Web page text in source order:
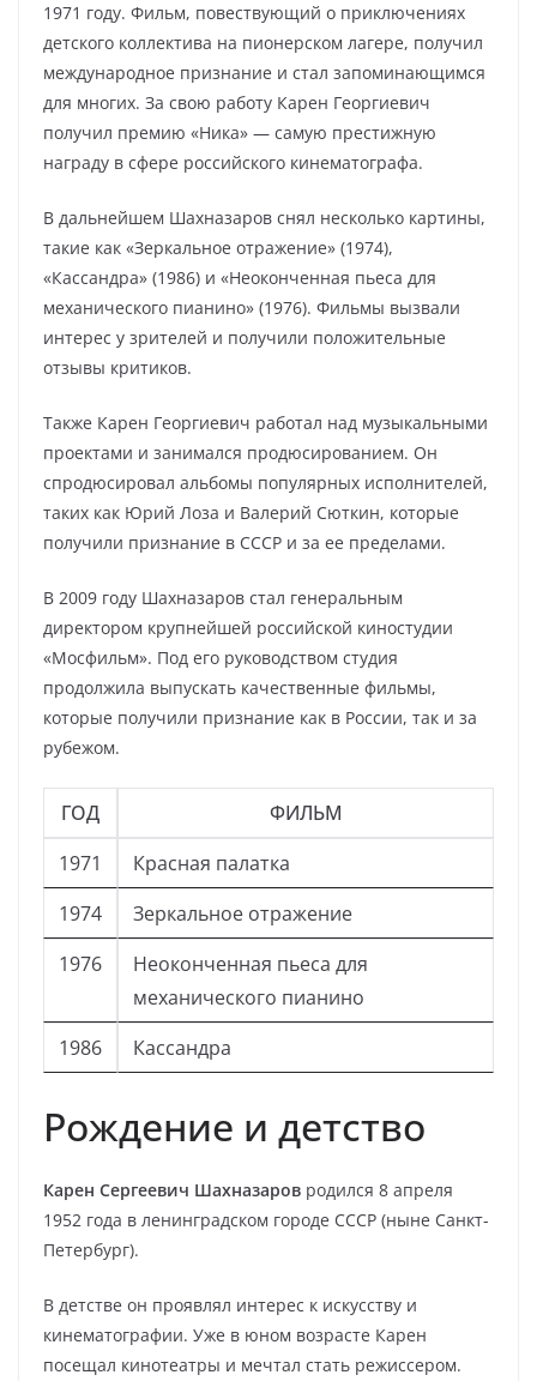
1971 году. Фильм, повествующий о приключениях
детского коллектива на пионерском лагере, получил
международное признание и стал запоминающимся
для многих. За свою работу Карен Георгиевич
получил премию «Ника» — самую престижную
награду в сфере российского кинематографа.
В дальнейшем Шахназаров снял несколько картины,
такие как «Зеркальное отражение» (1974),
«Кассандра» (1986) и «Неоконченная пьеса для
механического пианино» (1976). Фильмы вызвали
интерес у зрителей и получили положительные
отзывы критиков.
Также Карен Георгиевич работал над музыкальными
проектами и занимался продюсированием. Он
спродюсировал альбомы популярных исполнителей,
таких как Юрий Лоза и Валерий Сюткин, которые
получили признание в СССР и за ее пределами.
В 2009 году Шахназаров стал генеральным
директором крупнейшей российской киностудии
«Мосфильм». Под его руководством студия
продолжила выпускать качественные фильмы,
которые получили признание как в России, так и за
рубежом.
ГОД
ФИЛЬМ
1971
Красная палатка
1974
Зеркальное отражение
1976
Неоконченная пьеса для
механического пианино
1986
Кассандра
Рождение и детство
Карен Сергеевич Шахназаров родился 8 апреля
1952 года в ленинградском городе СССР (ныне Санкт-
Петербург).
В детстве он проявлял интерес к искусству и
кинематографии. Уже в юном возрасте Карен
посещал кинотеатры и мечтал стать режиссером.